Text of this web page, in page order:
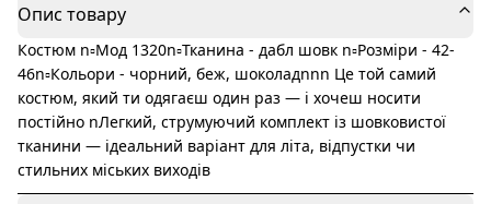
Опис товару
Костюм n▫️Мод 1320n▫️Тканина - дабл шовк n▫️Розміри - 42-
46n▫️Кольори - чорний, беж, шоколадnnn Це той самий
костюм, який ти одягаєш один раз — і хочеш носити
постійно nЛегкий, струмуючий комплект із шовковистої
тканини — ідеальний варіант для літа, відпустки чи
стильних міських виходів